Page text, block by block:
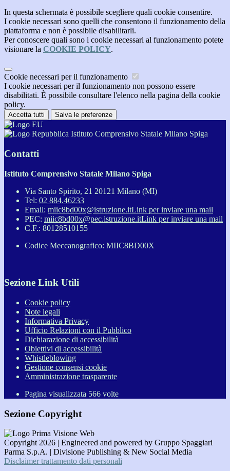
In questa schermata è possibile scegliere quali cookie consentire.
I cookie necessari sono quelli che consentono il funzionamento della
piattaforma e non è possibile disabilitarli.
Per conoscere quali sono i cookie necessari al funzionamento potete
visionare la COOKIE POLICY.
Cookie necessari per il funzionamento
I cookie necessari per il funzionamento non possono essere
disabilitati. È possibile consultare l'elenco nella pagina della cookie
policy.
Accetta tutti Salva le preferenze
Istituto Comprensivo Statale Milano Spiga
Contatti
Istituto Comprensivo Statale Milano Spiga
Via Santo Spirito, 21 20121 Milano (MI)
Tel: 02 884.46233
Email: miic8bd00x@istruzione.itLink per inviare una mail
PEC: miic8bd00x@pec.istruzione.itLink per inviare una mail
C.F.: 80128510155
Codice Meccanografico: MIIC8BD00X
Sezione Link Utili
Cookie policy
Note legali
Informativa Privacy
Ufficio Relazioni con il Pubblico
Dichiarazione di accessibilità
Obiettivi di accessibilità
Whistleblowing
Gestione consensi cookie
Amministrazione trasparente
Pagina visualizzata 566 volte
Sezione Copyright
Copyright 2026 | Engineered and powered by Gruppo Spaggiari
Parma S.p.A. | Divisione Publishing & New Social Media
Disclaimer trattamento dati personali